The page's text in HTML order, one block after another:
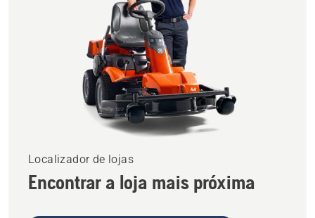
Localizador de lojas
Encontrar a loja mais próxima